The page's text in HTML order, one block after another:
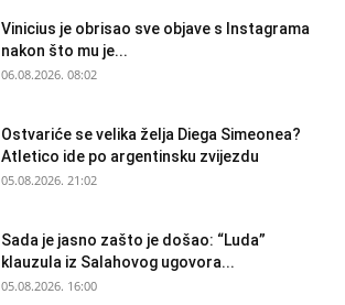
Vinicius je obrisao sve objave s Instagrama
nakon što mu je...
06.08.2026. 08:02
Ostvariće se velika želja Diega Simeonea?
Atletico ide po argentinsku zvijezdu
05.08.2026. 21:02
Sada je jasno zašto je došao: “Luda”
klauzula iz Salahovog ugovora...
05.08.2026. 16:00